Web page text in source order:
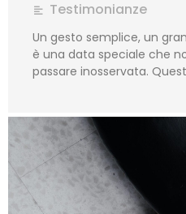
Testimonianze
Un gesto semplice, un
è una data speciale che
passare inosservata.